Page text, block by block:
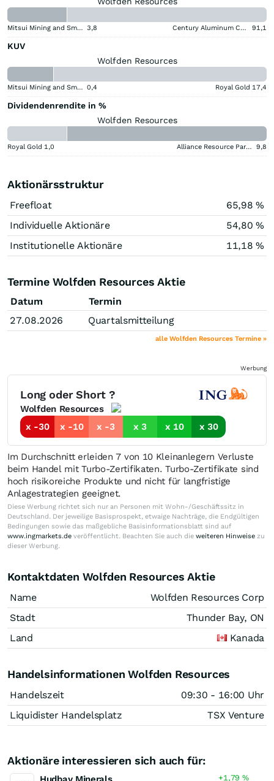
Mitsui Mining and Smelting Company 3,8 Century Aluminum Company 91,1
KUV
Wolfden Resources
Mitsui Mining and Smelting Company 0,4 Royal Gold 17,4
Dividendenrendite in %
Wolfden Resources
Royal Gold 1,0 Alliance Resource Partners 9,8
Aktionärsstruktur
Freefloat
65,98 %
Individuelle Aktionäre
54,80 %
Institutionelle Aktionäre
11,18 %
Termine Wolfden Resources Aktie
Datum
Termin
27.08.2026
Quartalsmitteilung
alle Wolfden Resources Termine »
Werbung
Long oder Short ?
Wolfden Resources
x -30
x -10 x -3 x 3 x 10 x 30
Im Durchschnitt erleiden 7 von 10 Kleinanlegern Verluste
beim Handel mit Turbo-Zertifikaten. Turbo-Zertifikate sind
hoch risikoreiche Produkte und nicht für langfristige
Anlagestrategien geeignet.
Diese Werbung richtet sich nur an Personen mit Wohn-/Geschäftssitz in
Deutschland. Der jeweilige Basisprospekt, etwaige Nachträge, die Endgültigen
Bedingungen sowie das maßgebliche Basisinformationsblatt sind auf
www.ingmarkets.de veröffentlicht. Beachten Sie auch die weiteren Hinweise zu
dieser Werbung.
Kontaktdaten Wolfden Resources Aktie
Name
Wolfden Resources Corp
Stadt
Thunder Bay, ON
Land
Kanada
Handelsinformationen Wolfden Resources
Handelszeit
09:30 - 16:00 Uhr
Liquidister Handelsplatz
TSX Venture
Aktionäre interessieren sich auch für:
+1,79%